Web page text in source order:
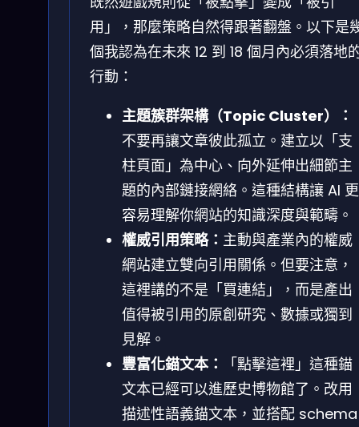
用」，那麼策略自然得跟著翻盤。以下是
個我認為在未來 12 到 18 個月內必須落地
行動：
主題簇群架構（Topic Cluster）：
不要再讓文章彼此孤立。建立以「支
柱頁面」為中心、向外延伸出細節主
題的內部鏈接網絡。這種結構讓 AI 更
容易理解你網站的知識深度與範疇。
權威引用策略： 主動與產業內的權威
網站建立雙向引用關係。但要注意，
這裡講的不是「買連結」，而是產出
值得被引用的原創研究、數據或獨到
見解。
豐富化錨文本：
「點擊這裡」這種錨
文本已經可以進歷史博物館了。改用
描述性語義錨文本，並搭配 schema